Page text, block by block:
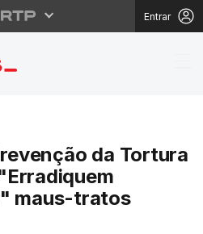
Entrar
a
da Tortura
maus-tratos